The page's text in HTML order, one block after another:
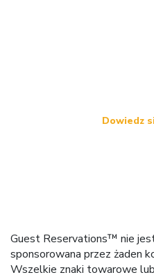
Dowiedz
Guest Reservations™ nie
sponsorowana przez żaden
Wszelkie znaki towarowe